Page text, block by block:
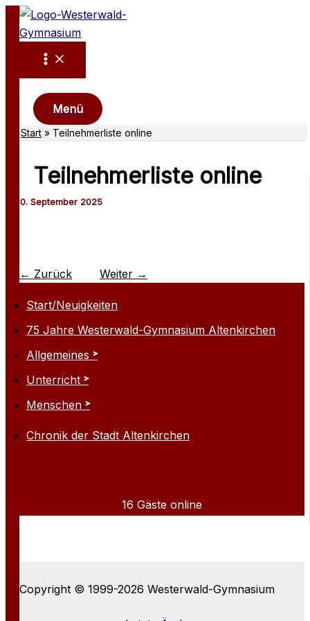
Zum
Inhalt
springen
Menü
Start Teilnehmerliste online
Start/Neuigkeiten
75 Jahre Westerwald-Gymnasium Altenkirchen
Allgemeines
Unterricht
Menschen
Chronik der Stadt Altenkirchen
16 Gäste online
Teilnehmerliste online
← Zurück Weiter →
Copyright © 1999-2026 Westerwald-Gymnasium